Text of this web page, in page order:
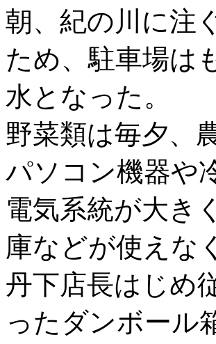
朝、紀の川に注
ため、駐車場は
水となった。
野菜類は毎夕、
パソコン機器や
電気系統が大き
庫などが使えな
丹下店長はじめ
ったダンボール